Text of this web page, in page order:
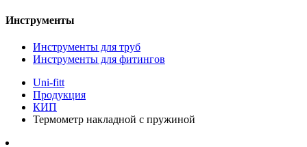
Инструменты
Инструменты для труб
Инструменты для фитингов
Uni-fitt
Продукция
КИП
Термометр накладной с пружиной